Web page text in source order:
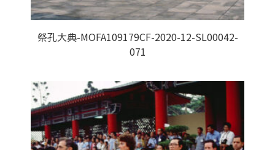
祭孔大典-MOFA109179CF-2020-12-SL00042-
071